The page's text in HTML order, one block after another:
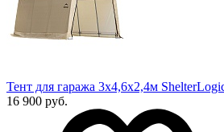
Тент для гаража 3x4,6x2,4м
16 900 руб.